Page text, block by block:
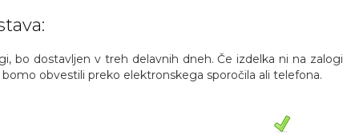
bo dostavljen v treh delavnih dneh. Če izdelka ni na
obvestili preko elektronskega sporočila ali telefona.